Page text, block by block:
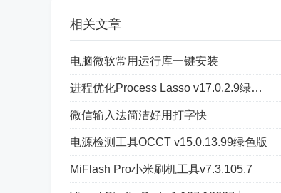
相关文章
电脑微软常用运行库一键安装
进程优化Process Lasso v17.0.2.9绿色版
微信输入法简洁好用打字快
电源检测工具OCCT v15.0.13.99绿色版
MiFlash Pro小米刷机工具v7.3.105.7